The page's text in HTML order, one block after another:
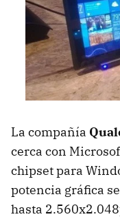
La compañía
cerca con
chipset para
potencia gráfica
hasta